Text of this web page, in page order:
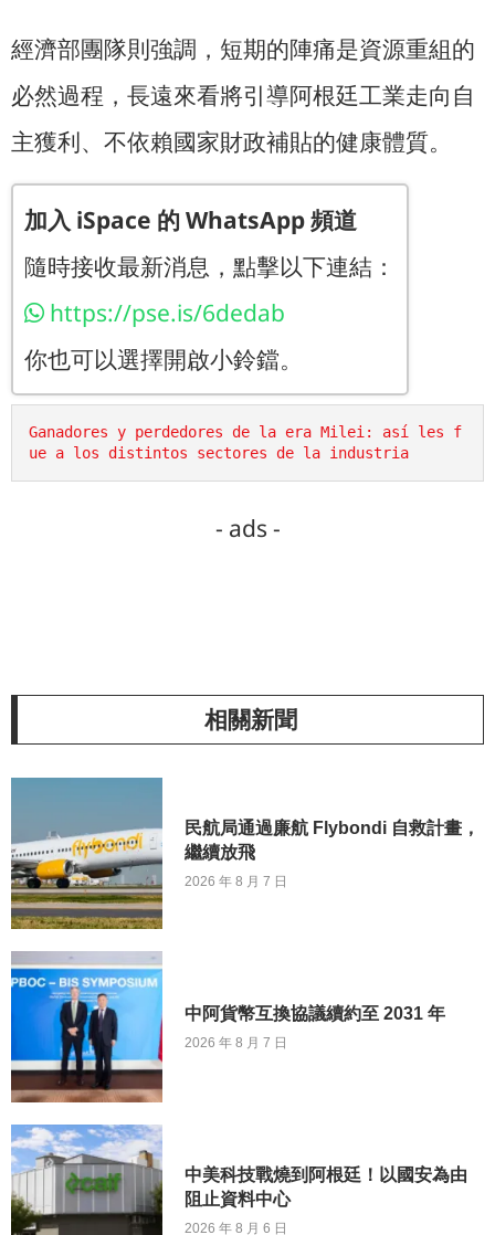
經濟部團隊則強調，短期的陣痛是資源重組的
必然過程，長遠來看將引導阿根廷工業走向自
主獲利、不依賴國家財政補貼的健康體質。
加入 iSpace 的 WhatsApp 頻道
隨時接收最新消息，點擊以下連結：
https://pse.is/6dedab
你也可以選擇開啟小鈴鐺。
Ganadores y perdedores de la era Milei: así les f
ue a los distintos sectores de la industria
- ads -
相關新聞
民航局通過廉航 Flybondi 自救計畫，
繼續放飛
2026 年 8 月 7 日
中阿貨幣互換協議續約至 2031 年
2026 年 8 月 7 日
中美科技戰燒到阿根廷！以國安為由
阻止資料中心
2026 年 8 月 6 日